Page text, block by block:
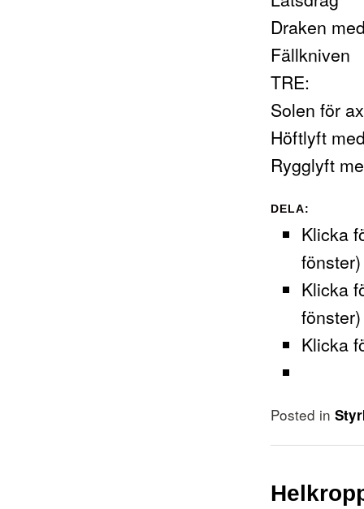
Draken
Fällkniven
TRE:
Solen för
Höftlyft
Rygglyft
DELA:
Klicka
fönster)
Klicka
fönster)
Klicka
Posted in